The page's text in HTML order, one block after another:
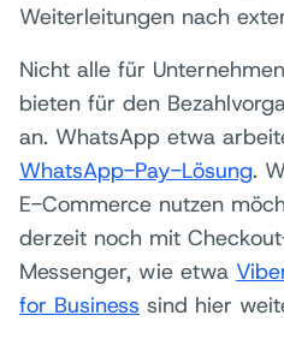
Weiterleitungen nach
Nicht alle für
bieten für den
an. WhatsApp etwa
WhatsApp-Pay-Lösung.
E-Commerce nutzen
derzeit noch mit
Messenger, wie etwa
for Business sind hier